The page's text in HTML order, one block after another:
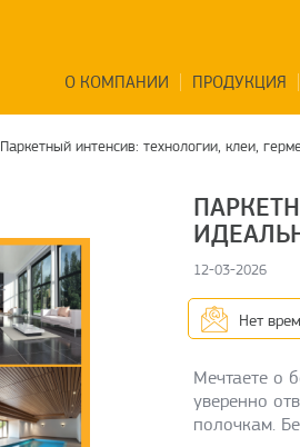
О КОМПАНИИ ПРОДУКЦИЯ
Паркетный интенсив: технологии, клеи,
12-03-2026
Нет
Мечтаете о
уверенно
полочкам.